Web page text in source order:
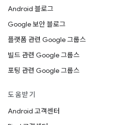
Android 블로그
Google 보안 블로그
플랫폼 관련 Google 그룹스
빌드 관련 Google 그룹스
포팅 관련 Google 그룹스
도움받기
Android 고객센터